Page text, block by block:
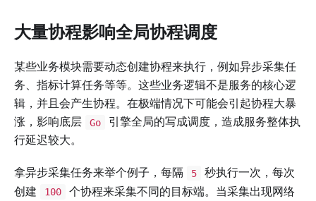
大量协程影响全局协程调度
某些业务模块需要动态创建协程来执行，例如异步采集任
务、指标计算任务等等。这些业务逻辑不是服务的核心逻
辑，并且会产生协程。在极端情况下可能会引起协程大暴
涨，影响底层
Go
引擎全局的写成调度，造成服务整体执
行延迟较大。
拿异步采集任务来举个例子，每隔 5
秒执行一次，每次
创建
100
个协程来采集不同的目标端。当采集出现网络